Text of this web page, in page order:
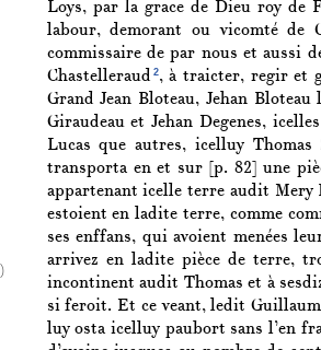
Loys, par la grace de Dieu roy de
labour, demorant ou vicomté de
commissaire de par nous et aussi
Chastelleraud 2, à traicter, regir et
Grand Jean Bloteau, Jehan
Giraudeau et Jehan Degenes,
Lucas que autres, icelluy
transporta en et sur
[p. 82]
une
appartenant icelle terre audit Mery
estoient en ladite terre, comme
ses enffans, qui avoient menées
arrivez en ladite pièce de terre,
incontinent audit Thomas et à
si feroit. Et ce veant, ledit
luy osta icelluy paubort sans l’en